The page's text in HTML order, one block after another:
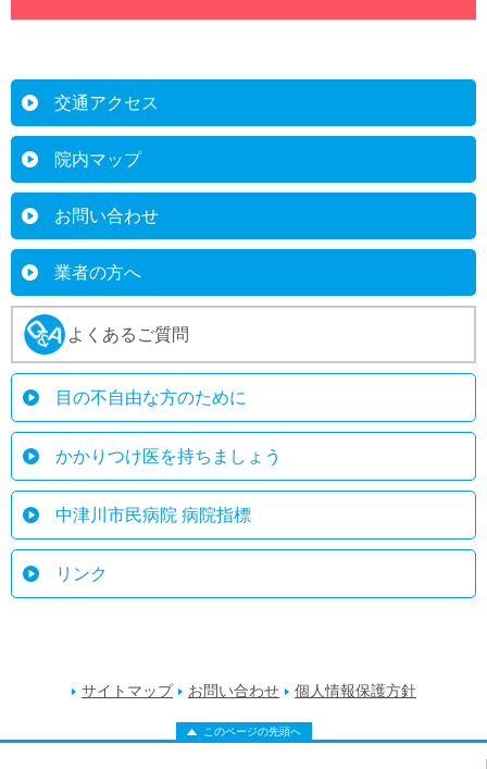
交通アクセス
院内マップ
お問い合わせ
業者の方へ
よくあるご質問
目の不自由な方のために
かかりつけ医を持ちましょう
中津川市民病院 病院指標
リンク
サイトマップ お問い合わせ 個人情報保護方針
このページの先頭へ